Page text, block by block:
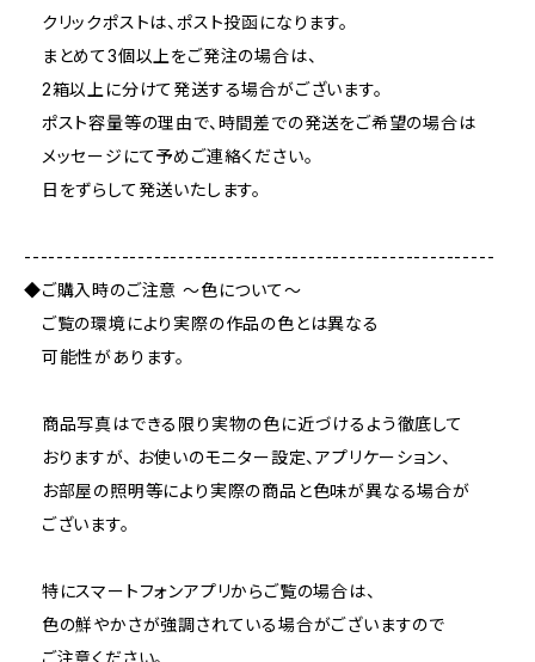
クリックポストは、ポスト投函になります。
まとめて3個以上をご発注の場合は、
2箱以上に分けて発送する場合がございます。
ポスト容量等の理由で、時間差での発送をご希望の場合は
メッセージにて予めご連絡ください。
日をずらして発送いたします。
----------------------------------------------------------
◆ご購入時のご注意 ～色について～
ご覧の環境により実際の作品の色とは異なる
可能性があります。
商品写真はできる限り実物の色に近づけるよう徹底して
おりますが、 お使いのモニター設定、アプリケーション、
お部屋の照明等により実際の商品と色味が異なる場合が
ございます。
特にスマートフォンアプリからご覧の場合は、
色の鮮やかさが強調されている場合がございますので
ご注意ください。